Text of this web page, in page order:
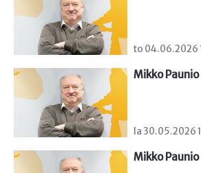
to 04.06.2026
Mikko Paunio
la 30.05.2026
Mikko Paunio